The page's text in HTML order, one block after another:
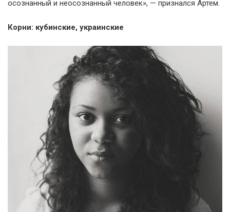
осознанный и неосознанный человек», — признался Артем.
Корни: кубинские, украинские